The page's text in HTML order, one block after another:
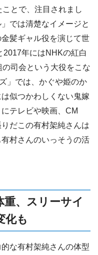
とで、注目されまし
では清楚なイメージと
髪ギャル役を演じて世
2017年にはNHKの紅白
司会という大役をこな
」では、かぐや姫のか
似つかわしくない鬼嫁
テレビや映画、CM
だこの有村架純さんは
村さんのいっそうの活
、スリーサイ
化も
な有村架純さんの体型